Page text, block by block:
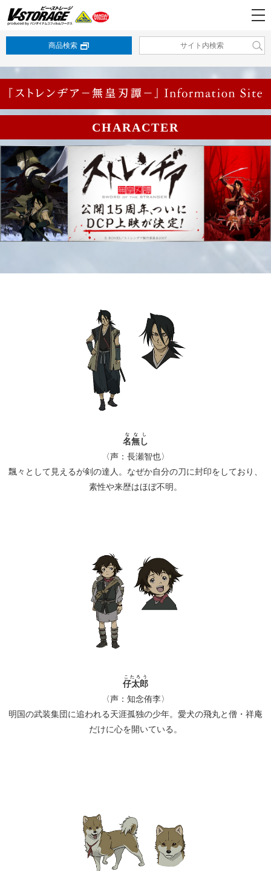
商品検索
CHARACTER
名無し
ななし
〈声：長瀬智也〉
飄々として見えるが剣の達人。なぜか自分の刀に封印をしており、
素性や来歴はほぼ不明。
仔太郎
こたろう
〈声：知念侑李〉
明国の武装集団に追われる天涯孤独の少年。愛犬の飛丸と僧・祥庵
だけに心を開いている。